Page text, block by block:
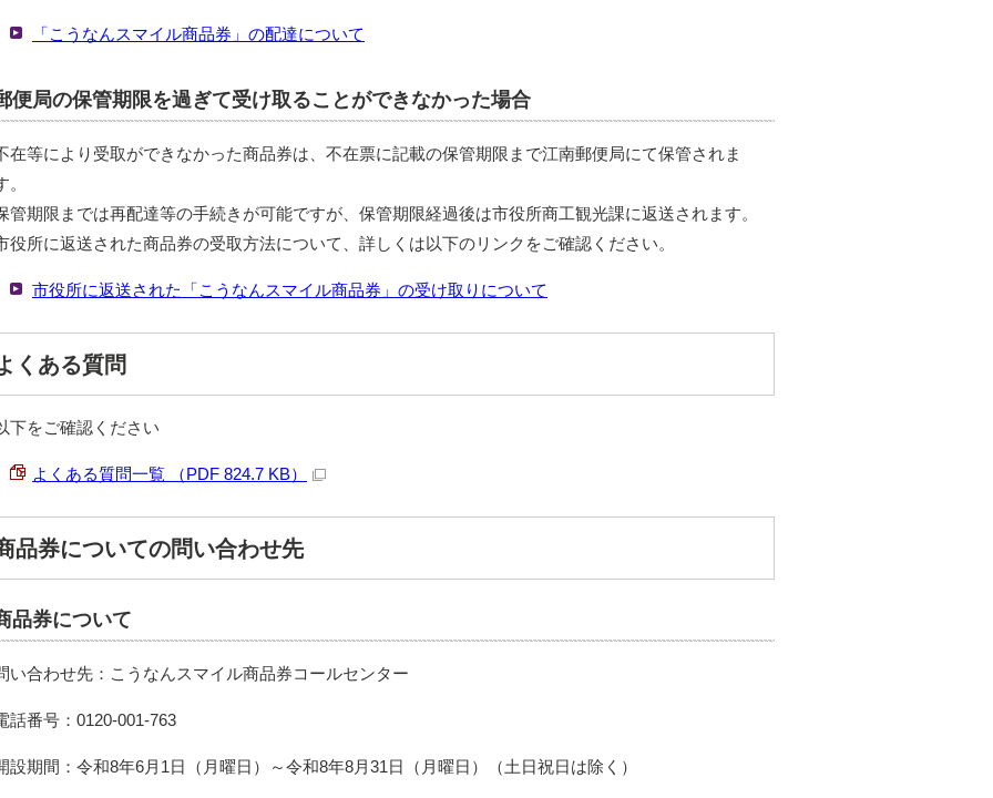
「こうなんスマイル商品券」の配達について
便局の保管期限を過ぎて受け取ることができなかった場合
在等により受取ができなかった商品券は、不在票に記載の保管期限まで江南郵便局にて保管されま
。
管期限までは再配達等の手続きが可能ですが、保管期限経過後は市役所商工観光課に返送されます。
役所に返送された商品券の受取方法について、詳しくは以下のリンクをご確認ください。
市役所に返送された「こうなんスマイル商品券」の受け取りについて
くある質問
下をご確認ください
よくある質問一覧 （PDF 824.7 KB）
品券についての問い合わせ先
品券について
い合わせ先：こうなんスマイル商品券コールセンター
話番号：0120-001-763
設期間：令和8年6月1日（月曜日）～令和8年8月31日（月曜日）（土日祝日は除く）